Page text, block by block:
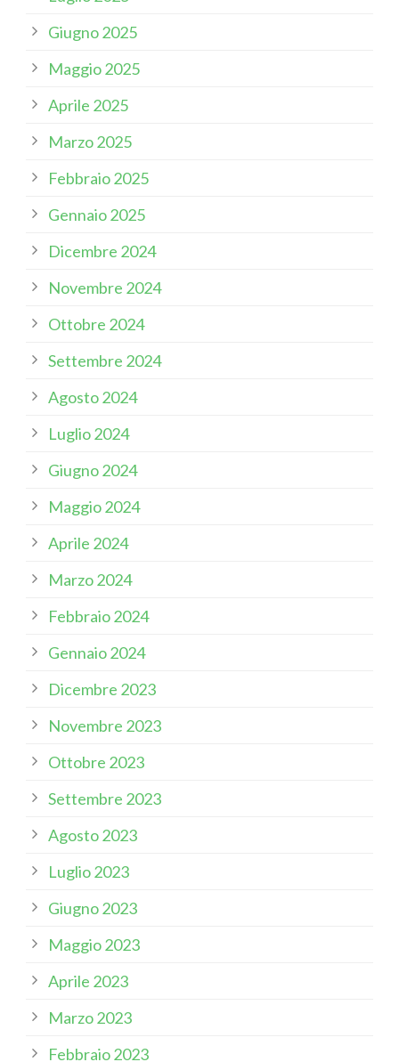
Giugno 2025
Maggio 2025
Aprile 2025
Marzo 2025
Febbraio 2025
Gennaio 2025
Dicembre 2024
Novembre 2024
Ottobre 2024
Settembre 2024
Agosto 2024
Luglio 2024
Giugno 2024
Maggio 2024
Aprile 2024
Marzo 2024
Febbraio 2024
Gennaio 2024
Dicembre 2023
Novembre 2023
Ottobre 2023
Settembre 2023
Agosto 2023
Luglio 2023
Giugno 2023
Maggio 2023
Aprile 2023
Marzo 2023
Febbraio 2023